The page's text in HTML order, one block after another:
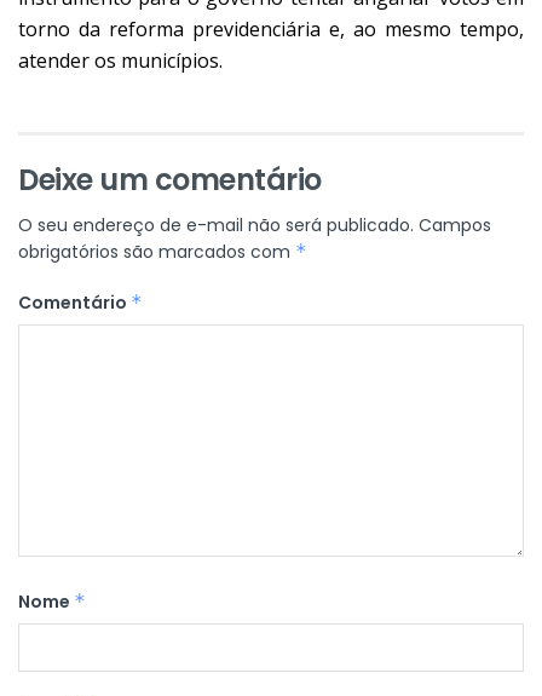
torno da reforma previdenciária e, ao mesmo tempo,
atender os municípios.
Deixe um comentário
O seu endereço de e-mail não será publicado. Campos
obrigatórios são marcados com *
Comentário *
Nome *